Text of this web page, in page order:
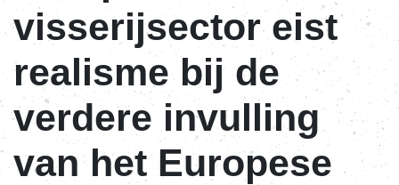
visserijsector eist
realisme bij de
verdere invulling
van het Europese